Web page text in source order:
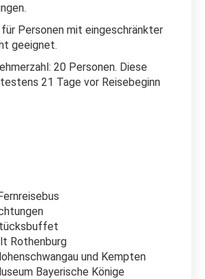
Personen mit eingeschränkter
geeignet.
20 Personen. Diese
21 Tage vor Reisebeginn
Rothenburg
und Kempten
Bayerische Könige